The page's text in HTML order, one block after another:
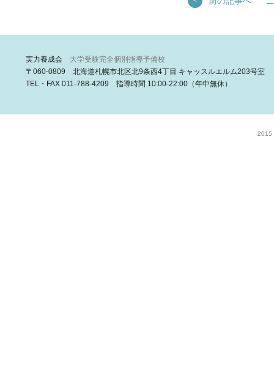
実力養成会 大学受験完全個別指導予備校
〒060-0809 北海道札幌市北区北9条西4丁目 キャッスルエルム203号室
TEL・FAX 011-788-4209 指導時間 10:00-22:00（年中無休）
2015